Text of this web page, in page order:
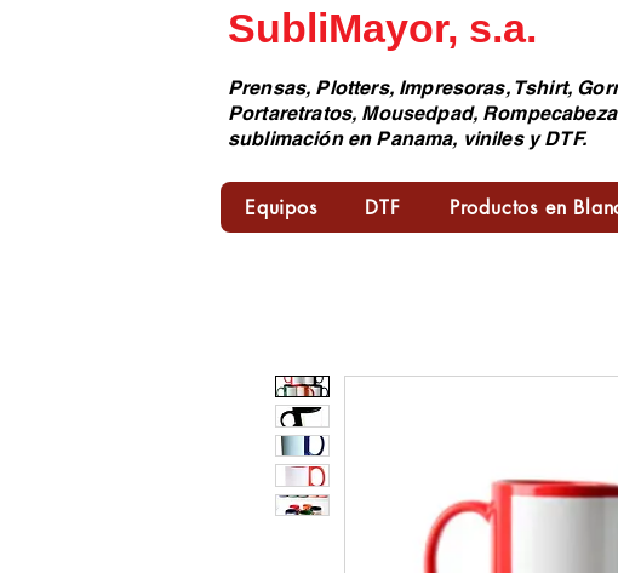
SubliMayor, s.a.
Prensas, Plotters, Impresoras, Tshirt,
Portaretratos, Mousedpad,
sublimación en Panama, viniles y DTF.
Equipos DTF Productos en